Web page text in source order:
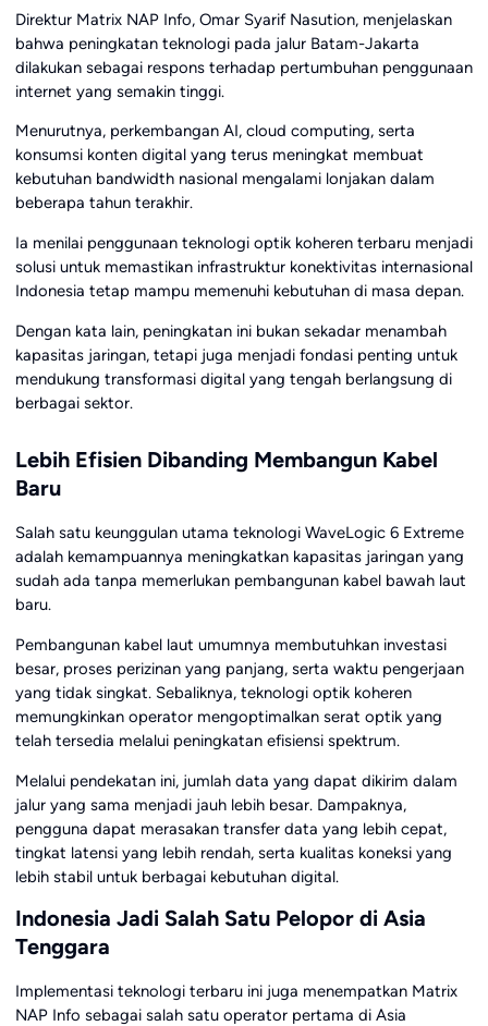
Direktur Matrix NAP Info, Omar Syarif Nasution, menjelaskan
bahwa peningkatan teknologi pada jalur Batam-Jakarta
dilakukan sebagai respons terhadap pertumbuhan penggunaan
internet yang semakin tinggi.
Menurutnya, perkembangan AI, cloud computing, serta
konsumsi konten digital yang terus meningkat membuat
kebutuhan bandwidth nasional mengalami lonjakan dalam
beberapa tahun terakhir.
Ia menilai penggunaan teknologi optik koheren terbaru menjadi
solusi untuk memastikan infrastruktur konektivitas internasional
Indonesia tetap mampu memenuhi kebutuhan di masa depan.
Dengan kata lain, peningkatan ini bukan sekadar menambah
kapasitas jaringan, tetapi juga menjadi fondasi penting untuk
mendukung transformasi digital yang tengah berlangsung di
berbagai sektor.
Lebih Efisien Dibanding Membangun Kabel
Baru
Salah satu keunggulan utama teknologi WaveLogic 6 Extreme
adalah kemampuannya meningkatkan kapasitas jaringan yang
sudah ada tanpa memerlukan pembangunan kabel bawah laut
baru.
Pembangunan kabel laut umumnya membutuhkan investasi
besar, proses perizinan yang panjang, serta waktu pengerjaan
yang tidak singkat. Sebaliknya, teknologi optik koheren
memungkinkan operator mengoptimalkan serat optik yang
telah tersedia melalui peningkatan efisiensi spektrum.
Melalui pendekatan ini, jumlah data yang dapat dikirim dalam
jalur yang sama menjadi jauh lebih besar. Dampaknya,
pengguna dapat merasakan transfer data yang lebih cepat,
tingkat latensi yang lebih rendah, serta kualitas koneksi yang
lebih stabil untuk berbagai kebutuhan digital.
Indonesia Jadi Salah Satu Pelopor di Asia
Tenggara
Implementasi teknologi terbaru ini juga menempatkan Matrix
NAP Info sebagai salah satu operator pertama di Asia